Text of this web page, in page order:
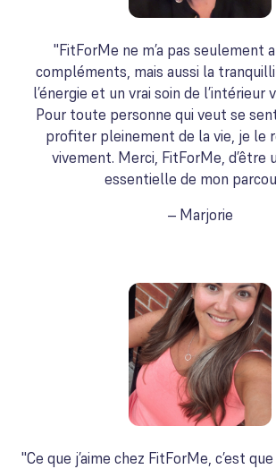
"FitForMe ne m’a pas seulement
compléments, mais aussi la
l’énergie et un vrai soin de l’intérieur
Pour toute personne qui veut se
profiter pleinement de la vie, je le
vivement. Merci, FitForMe, d’être
essentielle de mon
– Marjorie
"Ce que j’aime chez FitForMe, c’est